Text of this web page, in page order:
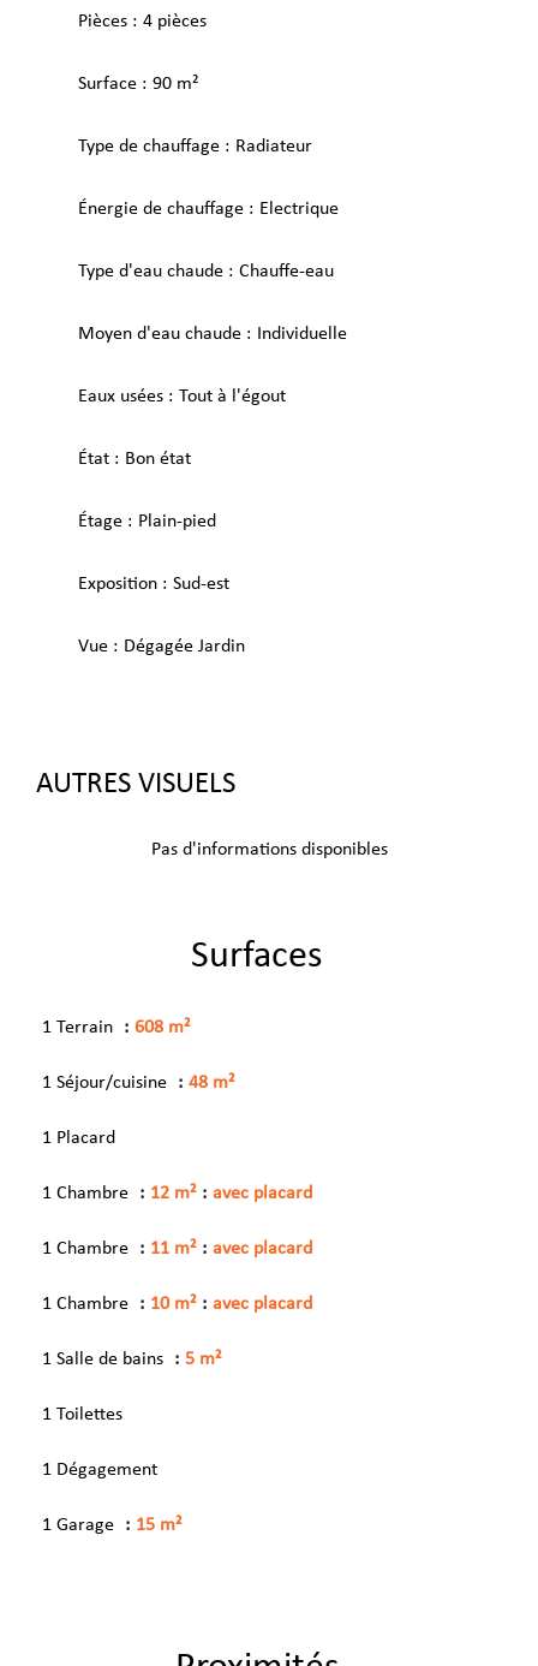
Pièces 4 pièces
Surface 90 m²
Type de chauffage Radiateur
Énergie de chauffage Electrique
Type d'eau chaude Chauffe-eau
Moyen d'eau chaude Individuelle
Eaux usées Tout à l'égout
État Bon état
Étage Plain-pied
Exposition Sud-est
Vue Dégagée Jardin
AUTRES VISUELS
Pas d'informations disponibles
Surfaces
1 Terrain 608 m²
1 Séjour/cuisine 48 m²
1 Placard
1 Chambre 12 m² avec placard
1 Chambre 11 m² avec placard
1 Chambre 10 m² avec placard
1 Salle de bains 5 m²
1 Toilettes
1 Dégagement
1 Garage 15 m²